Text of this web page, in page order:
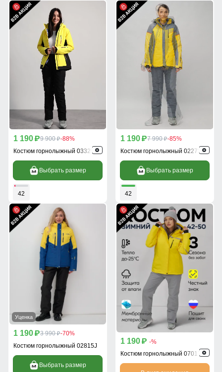
1 190 p9 900 p-88%
Костюм горнолыжный 03327J
Выбрать размер
42
1 190 p7 990 p-85%
Костюм горнолыжный 02272-2J
Выбрать размер
42
Уценка
1 190 p3 990 p-70%
Костюм горнолыжный 02815J
Выбрать размер
1 190 p -%
Костюм горнолыжный 07017J